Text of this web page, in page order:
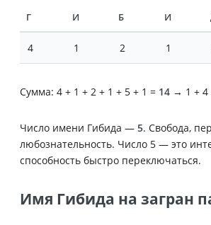
Г И Б И
4 1 2 1
Сумма: 4 + 1 + 2 + 1 + 5 + 1 = 14 → 1 + 4
Число имени Гибида — 5. Свобода,
любознательность. Число 5 — это
способность быстро переключаться.
Имя Гибида на загран